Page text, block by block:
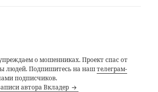
о мошенниках. Проект спас от
людей. Подпишитесь на наштелеграм-
подписчиков.
автора Вкладер